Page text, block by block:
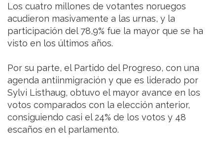
Los cuatro millones de votantes noruegos
acudieron masivamente a las urnas, y la
participación del 78,9% fue la mayor que se ha
visto en los últimos años.
Por su parte, el Partido del Progreso, con una
agenda antiinmigración y que es liderado por
Sylvi Listhaug, obtuvo el mayor avance en los
votos comparados con la elección anterior,
consiguiendo casi el 24% de los votos y 48
escaños en el parlamento.